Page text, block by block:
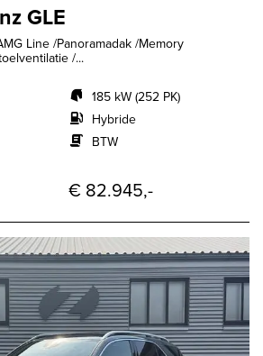
GLE
Line /Panoramadak /Memory
/...
185 kW (252 PK)
Hybride
BTW
€ 82.945,-